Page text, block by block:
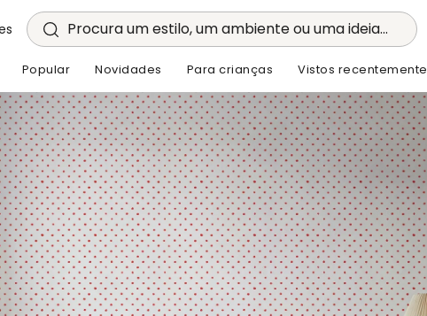
Procura um estilo, um ambiente ou uma ideia...
Popular Novidades Para crianças Vistos recentemente